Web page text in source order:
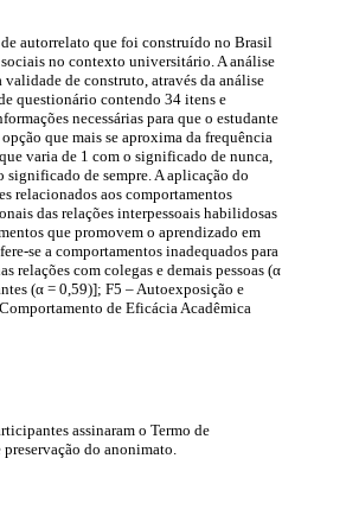
autorrelato que foi construído no Brasil
no contexto universitário. A análise
de construto, através da análise
questionário contendo 34 itens e
necessárias para que o estudante
que mais se aproxima da frequência
varia de 1 com o significado de nunca,
significado de sempre. A aplicação do
relacionados aos comportamentos
das relações interpessoais habilidosas
que promovem o aprendizado em
se a comportamentos inadequados para
relações com colegas e demais pessoas (α
(α = 0,59)]; F5 – Autoexposição e
de Eficácia Acadêmica
assinaram o Termo de
do anonimato.